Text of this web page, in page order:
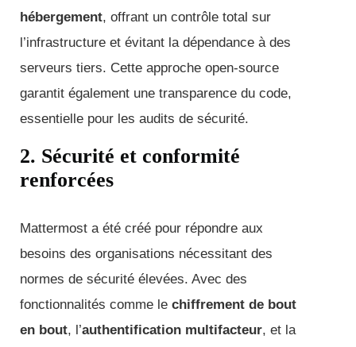
hébergement, offrant un contrôle total sur
l’infrastructure et évitant la dépendance à des
serveurs tiers. Cette approche open-source
garantit également une transparence du code,
essentielle pour les audits de sécurité.
2. Sécurité et conformité
renforcées
Mattermost a été créé pour répondre aux
besoins des organisations nécessitant des
normes de sécurité élevées. Avec des
fonctionnalités comme le chiffrement de bout
en bout, l’authentification multifacteur, et la